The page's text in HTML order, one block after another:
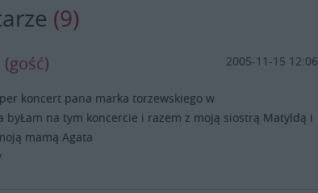
(9)
2005-11-15 12:06
koncert pana marka torzewskiego w
byŁam na tym koncercie i razem z moją siostrą Matyldą i
mamą Agata